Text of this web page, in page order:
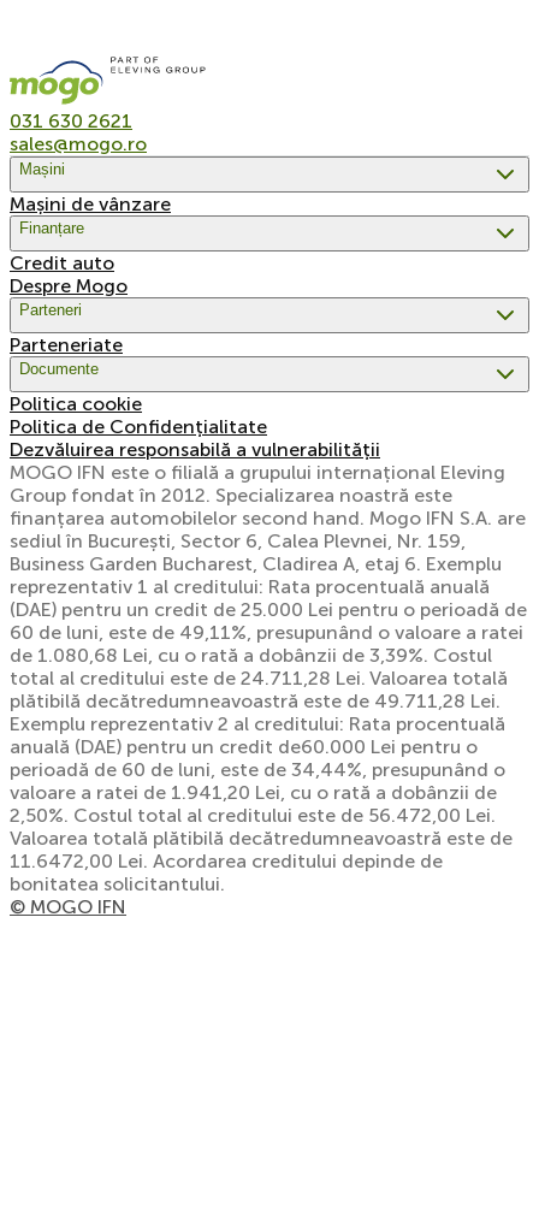
031 630 2621
sales@mogo.ro
Mașini
Mașini de vânzare
Finanțare
Credit auto
Despre Mogo
Parteneri
Parteneriate
Documente
Politica cookie
Politica de Confidențialitate
Dezvăluirea responsabilă a vulnerabilității
MOGO IFN este o filială a grupului internațional Eleving
Group fondat în 2012. Specializarea noastră este
finanțarea automobilelor second hand. Mogo IFN S.A. are
sediul în București, Sector 6, Calea Plevnei, Nr. 159,
Business Garden Bucharest, Cladirea A, etaj 6. Exemplu
reprezentativ 1 al creditului: Rata procentuală anuală
(DAE) pentru un credit de 25.000 Lei pentru o perioadă de
60 de luni, este de 49,11%, presupunând o valoare a ratei
de 1.080,68 Lei, cu o rată a dobânzii de 3,39%. Costul
total al creditului este de 24.711,28 Lei. Valoarea totală
plătibilă decătredumneavoastră este de 49.711,28 Lei.
Exemplu reprezentativ 2 al creditului: Rata procentuală
anuală (DAE) pentru un credit de60.000 Lei pentru o
perioadă de 60 de luni, este de 34,44%, presupunând o
valoare a ratei de 1.941,20 Lei, cu o rată a dobânzii de
2,50%. Costul total al creditului este de 56.472,00 Lei.
Valoarea totală plătibilă decătredumneavoastră este de
11.6472,00 Lei. Acordarea creditului depinde de
bonitatea solicitantului.
© MOGO IFN